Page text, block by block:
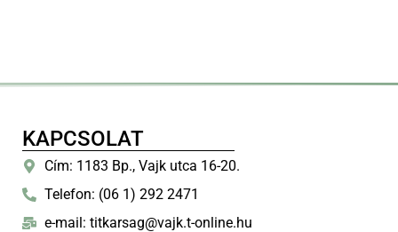
KAPCSOLAT
Cím: 1183 Bp., Vajk utca 16-20.
Telefon: (06 1) 292 2471
e-mail: titkarsag@vajk.t-online.hu